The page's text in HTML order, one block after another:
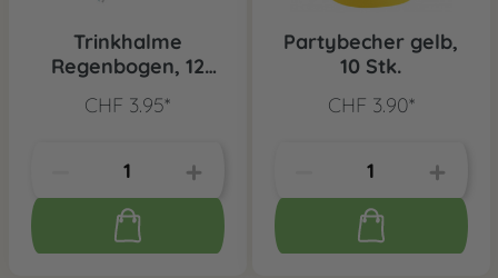
Trinkhalme
Regenbogen, 12
CHF 3.95*
Partybecher gelb,
10 Stk.
CHF 3.90*